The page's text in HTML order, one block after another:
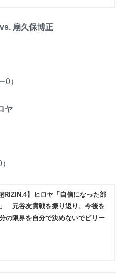
扇久保博正
0）
ヤ
超RIZIN.4】ヒロヤ「自信になった部
元谷友貴戦を振り返り、今後を
の限界を自分で決めないでビリー